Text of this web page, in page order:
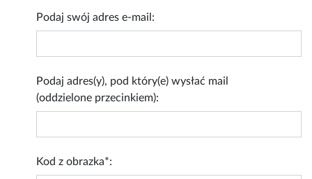
Podaj swój adres e-mail:
Podaj adres(y), pod który(e) wysłać mail
(oddzielone przecinkiem):
Kod z obrazka*: